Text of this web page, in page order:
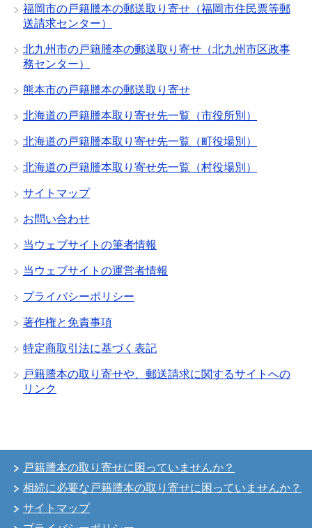
福岡市の戸籍謄本の郵送取り寄せ（福岡市住民票等郵
送請求センター）
北九州市の戸籍謄本の郵送取り寄せ（北九州市区政事
務センター）
熊本市の戸籍謄本の郵送取り寄せ
北海道の戸籍謄本取り寄せ先一覧（市役所別）
北海道の戸籍謄本取り寄せ先一覧（町役場別）
北海道の戸籍謄本取り寄せ先一覧（村役場別）
サイトマップ
お問い合わせ
当ウェブサイトの筆者情報
当ウェブサイトの運営者情報
プライバシーポリシー
著作権と免責事項
特定商取引法に基づく表記
戸籍謄本の取り寄せや、郵送請求に関するサイトへの
リンク
戸籍謄本の取り寄せに困っていませんか？
相続に必要な戸籍謄本の取り寄せに困っていませんか？
サイトマップ